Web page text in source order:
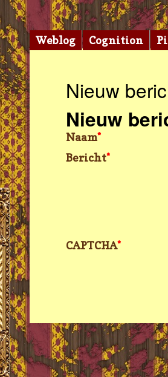
Nieuw
Nieuw
Naam*
Bericht*
CAPTCHA*
Weblog Cognition